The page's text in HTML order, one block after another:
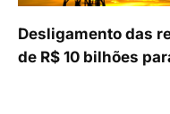
Desligamento das
de R$ 10 bilhões